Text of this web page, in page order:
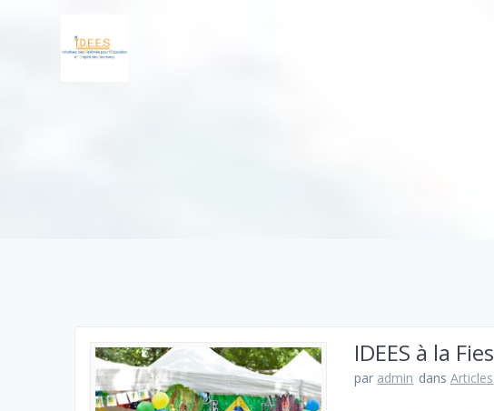
IDEES à la
par admin dans Articles